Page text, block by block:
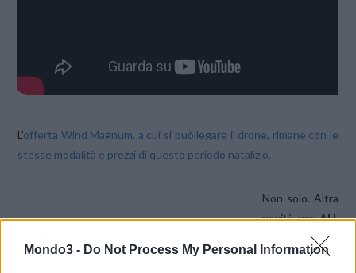
Mondo3 - Do Not Process My Personal Information
L’offerta Wind Magnum, a cui si può legare il drone, rimane con le
stesse modalità e prezzi di questo periodo natalizio.
Non solo. Altra
novità perALL
INCLUSIVE
UNLIMITED